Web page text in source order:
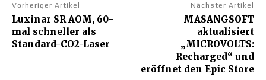
Vorheriger Artikel
Luxinar SR AOM, 60-
mal schneller als
Standard-CO2-Laser
Nächster Artikel
MASANGSOFT
aktualisiert
„MICROVOLTS:
Recharged“ und
eröffnet den Epic Store